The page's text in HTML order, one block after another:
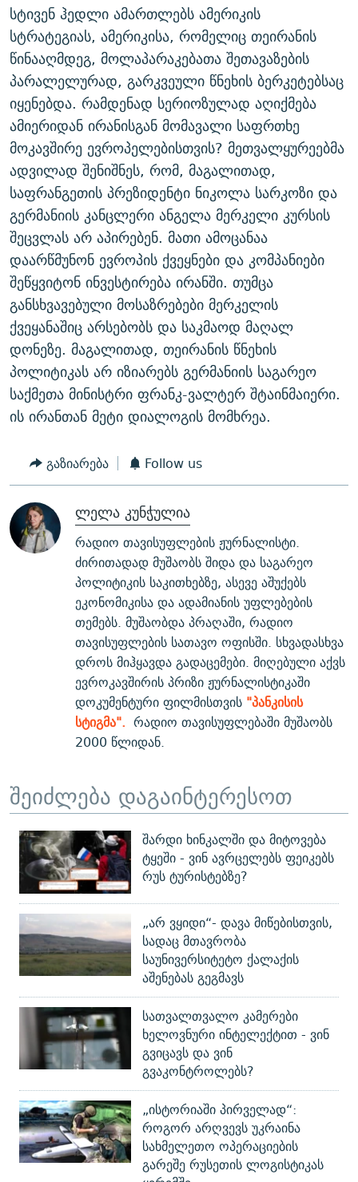
სტივენ ჰედლი ამართლებს ამერიკის
სტრატეგიას, ამერიკისა, რომელიც თეირანის
წინააღმდეგ, მოლაპარაკებათა შეთავაზების
პარალელურად, გარკვეული წნეხის ბერკეტებსაც
იყენებდა. რამდენად სერიოზულად აღიქმება
ამიერიდან ირანისგან მომავალი საფრთხე
მოკავშირე ევროპელებისთვის? მეთვალყურეებმა
ადვილად შენიშნეს, რომ, მაგალითად,
საფრანგეთის პრეზიდენტი ნიკოლა სარკოზი და
გერმანიის კანცლერი ანგელა მერკელი კურსის
შეცვლას არ აპირებენ. მათი ამოცანაა
დაარწმუნონ ევროპის ქვეყნები და კომპანიები
შეწყვიტონ ინვესტირება ირანში. თუმცა
განსხვავებული მოსაზრებები მერკელის
ქვეყანაშიც არსებობს და საკმაოდ მაღალ
დონეზე. მაგალითად, თეირანის წნეხის
პოლიტიკას არ იზიარებს გერმანიის საგარეო
საქმეთა მინისტრი ფრანკ-ვალტერ შტაინმაიერი.
ის ირანთან მეტი დიალოგის მომხრეა.
გაზიარება Follow us
ლელა კუნჭულია
რადიო თავისუფლების ჟურნალისტი.
ძირითადად მუშაობს შიდა და საგარეო
პოლიტიკის საკითხებზე, ასევე აშუქებს
ეკონომიკისა და ადამიანის უფლებების
თემებს. მუშაობდა პრაღაში, რადიო
თავისუფლების სათავო ოფისში. სხვადასხვა
დროს მიჰყავდა გადაცემები. მიღებული აქვს
ევროკავშირის პრიზი ჟურნალისტიკაში
დოკუმენტური ფილმისთვის "პანკისის
სტიგმა". რადიო თავისუფლებაში მუშაობს
2000 წლიდან.
შეიძლება დაგაინტერესოთ
შარდი ხინკალში და მიტოვება
ტყეში - ვინ ავრცელებს ფეიკებს
რუს ტურისტებზე?
„არ ვყიდი“- დავა მიწებისთვის,
სადაც მთავრობა
საუნივერსიტეტო ქალაქის
აშენებას გეგმავს
სათვალთვალო კამერები
ხელოვნური ინტელექტით - ვინ
გვიცავს და ვინ
გვაკონტროლებს?
„ისტორიაში პირველად“:
როგორ არღვევს უკრაინა
სახმელეთო ოპერაციების
გარეშე რუსეთის ლოგისტიკას